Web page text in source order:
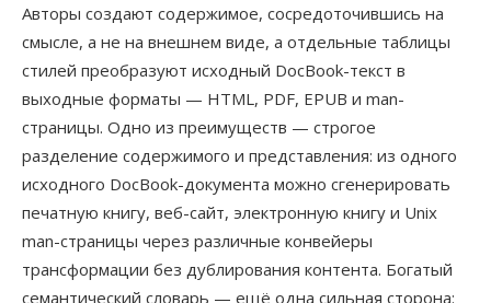
Авторы создают содержимое, сосредоточившись на
смысле, а не на внешнем виде, а отдельные таблицы
стилей преобразуют исходный DocBook-текст в
выходные форматы — HTML, PDF, EPUB и man-
страницы. Одно из преимуществ — строгое
разделение содержимого и представления: из одного
исходного DocBook-документа можно сгенерировать
печатную книгу, веб-сайт, электронную книгу и Unix
man-страницы через различные конвейеры
трансформации без дублирования контента. Богатый
семантический словарь — ещё одна сильная сторона: